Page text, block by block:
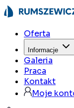
Oferta
Informacje
Galeria
Praca
Kontakt
Moje